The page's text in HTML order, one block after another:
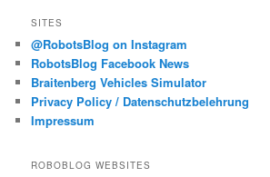
SITES
@RobotsBlog on Instagram
RobotsBlog Facebook News
Braitenberg Vehicles Simulator
Privacy Policy / Datenschutzbelehrung
Impressum
ROBOBLOG WEBSITES